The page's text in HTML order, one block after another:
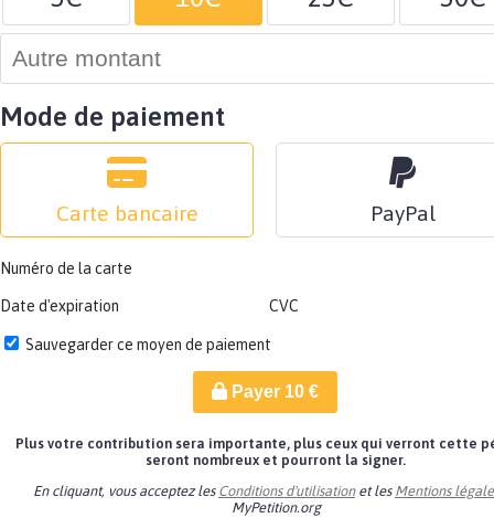
Mode de paiement
Carte bancaire PayPal
Numéro de la carte
Date d'expiration CVC
Sauvegarder ce moyen de paiement
Payer 10€
Plus votre contribution sera importante, plus ceux qui verront cette
seront nombreux et pourront la signer.
En cliquant, vous acceptez les Conditions d'utilisationet les Mentions
MyPetition.org